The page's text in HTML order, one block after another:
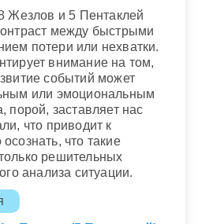
Жезлов и 5 Пентаклей
между быстрыми
потери или нехватки.
внимание на том,
событий может
или эмоциональным
порой, заставляет нас
что приводит к
что такие
решительных
анализа ситуации.